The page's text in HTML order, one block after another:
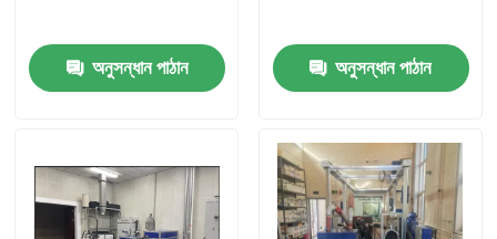
আমাদের সম্বন্ধে
অনুসন্ধান পাঠান অনুসন্ধান পাঠান